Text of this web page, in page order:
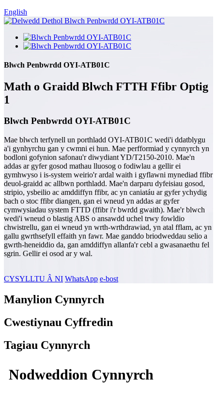
English
Blwch Penbwrdd OYI-ATB01C
Math o Graidd Blwch FTTH Ffibr Optig
1
Blwch Penbwrdd OYI-ATB01C
Mae blwch terfynell un porthladd OYI-ATB01C wedi'i ddatblygu
a'i gynhyrchu gan y cwmni ei hun. Mae perfformiad y cynnyrch yn
bodloni gofynion safonau'r diwydiant YD/T2150-2010. Mae'n
addas ar gyfer gosod mathau lluosog o fodiwlau a gellir ei
gymhwyso i is-system weirio'r ardal waith i gyflawni mynediad ffibr
deuol-graidd ac allbwn porthladd. Mae'n darparu dyfeisiau gosod,
stripio, ysbeilio ac amddiffyn ffibr, ac yn caniatáu ar gyfer ychydig
bach o stoc ffibr diangen, gan ei wneud yn addas ar gyfer
cymwysiadau system FTTD (ffibr i'r bwrdd gwaith). Mae'r blwch
wedi'i wneud o blastig ABS o ansawdd uchel trwy fowldio
chwistrellu, gan ei wneud yn wrth-wrthdrawiad, yn atal fflam, ac yn
gallu gwrthsefyll effaith yn fawr. Mae ganddo briodweddau selio a
gwrth-heneiddio da, gan amddiffyn allanfa'r cebl a gwasanaethu fel
sgrin. Gellir ei osod ar y wal.
CYSYLLTU Â NI WhatsApp e-bost
Manylion Cynnyrch
Cwestiynau Cyffredin
Tagiau Cynnyrch
Nodweddion Cynnyrch